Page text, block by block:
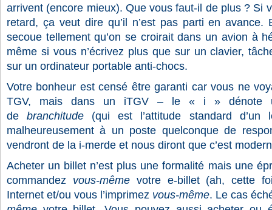
arrivent (encore mieux). Que vous faut-il de plus ? Si
retard, ça veut dire qu’il n’est pas parti en
secoue tellement qu’on se croirait dans un avion à
même si vous n’écrivez plus que sur un clavier,
sur un ordinateur portable anti-chocs.
Votre bonheur est censé être garanti car vous ne
TGV, mais dans un iTGV – le « i » dénote
debranchitude (qui est l’attitude standard d’un
malheureusement à un poste quelconque de
vendront de la i-merde et nous diront que c’est
Acheter un billet n’est plus une formalité mais une
commandez vous-mêmevotre e-billet (ah, cette
Internet et/ou vous l’imprimez vous-même. Le cas